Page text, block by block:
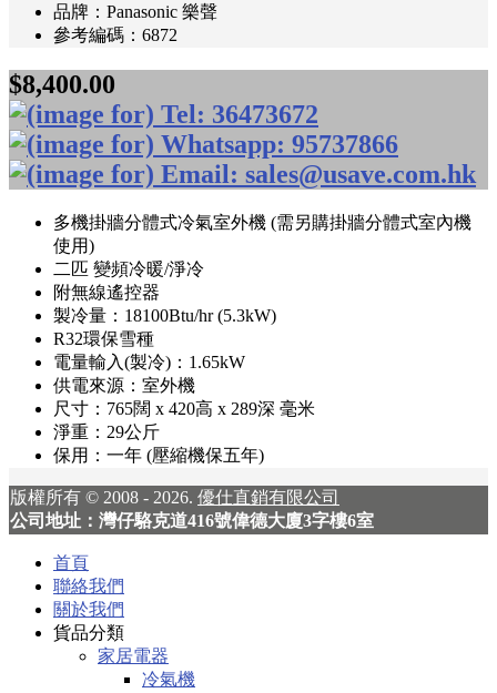
品牌：Panasonic 樂聲
參考編碼：6872
$8,400.00
多機掛牆分體式冷氣室外機 (需另購掛牆分體式室內機
使用)
二匹 變頻冷暖/淨冷
附無線遙控器
製冷量：18100Btu/hr (5.3kW)
R32環保雪種
電量輸入(製冷)：1.65kW
供電來源：室外機
尺寸：765闊 x 420高 x 289深 毫米
淨重：29公斤
保用：一年 (壓縮機保五年)
版權所有 © 2008 - 2026. 優仕直銷有限公司
公司地址：灣仔駱克道416號偉德大廈3字樓6室
首頁
聯絡我們
關於我們
貨品分類
家居電器
冷氣機